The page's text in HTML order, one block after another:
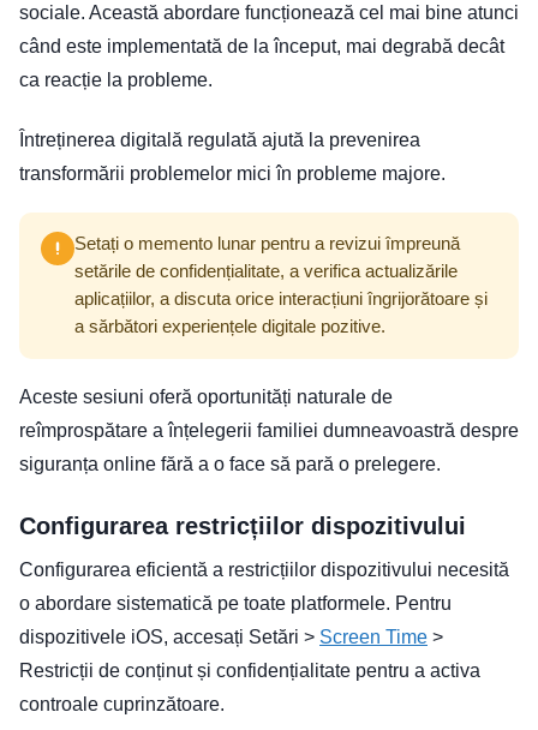
sociale. Această abordare funcționează cel mai bine atunci
când este implementată de la început, mai degrabă decât
ca reacție la probleme.
Întreținerea digitală regulată ajută la prevenirea
transformării problemelor mici în probleme majore.
Setați o memento lunar pentru a revizui împreună
setările de confidențialitate, a verifica actualizările
aplicațiilor, a discuta orice interacțiuni îngrijorătoare și
a sărbători experiențele digitale pozitive.
Aceste sesiuni oferă oportunități naturale de
reîmprospătare a înțelegerii familiei dumneavoastră despre
siguranța online fără a o face să pară o prelegere.
Configurarea restricțiilor dispozitivului
Configurarea eficientă a restricțiilor dispozitivului necesită
o abordare sistematică pe toate platformele. Pentru
dispozitivele iOS, accesați Setări > Screen Time >
Restricții de conținut și confidențialitate pentru a activa
controale cuprinzătoare.